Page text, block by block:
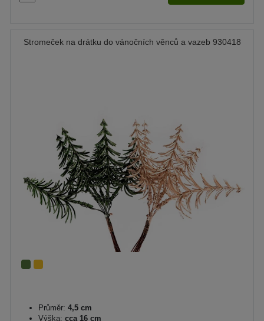
Stromeček na drátku do vánočních věnců a vazeb 930418
Průměr: 4,5 cm
Výška: cca 16 cm